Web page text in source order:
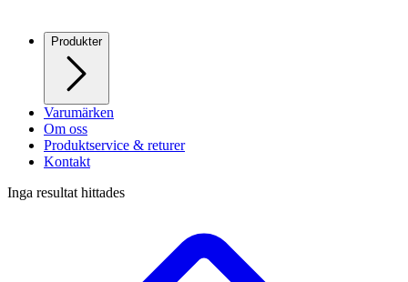
Produkter
Varumärken
Om oss
Produktservice & returer
Kontakt
Inga resultat hittades